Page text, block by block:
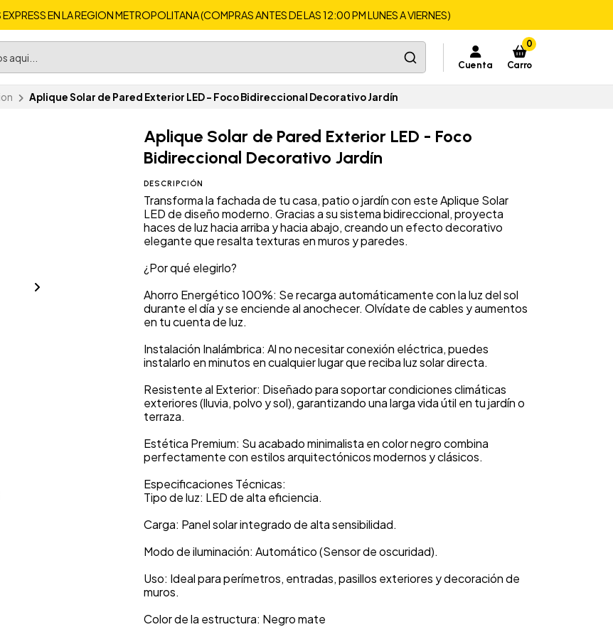
EN LA REGION METROPOLITANA (COMPRAS ANTES DE LAS 12:00 PM LUNES A VIERNES)
Cuenta
0
Carro
Aplique Solar de Pared Exterior LED - Foco Bidireccional Decorativo Jardín
Aplique Solar de Pared Exterior LED - Foco
Bidireccional Decorativo Jardín
DESCRIPCIÓN
Transforma la fachada de tu casa, patio o jardín con este Aplique Solar
LED de diseño moderno. Gracias a su sistema bidireccional, proyecta
haces de luz hacia arriba y hacia abajo, creando un efecto decorativo
elegante que resalta texturas en muros y paredes.
¿Por qué elegirlo?
Ahorro Energético 100%: Se recarga automáticamente con la luz del sol
durante el día y se enciende al anochecer. Olvídate de cables y aumentos
en tu cuenta de luz.
Instalación Inalámbrica: Al no necesitar conexión eléctrica, puedes
instalarlo en minutos en cualquier lugar que reciba luz solar directa.
Resistente al Exterior: Diseñado para soportar condiciones climáticas
exteriores (lluvia, polvo y sol), garantizando una larga vida útil en tu jardín o
terraza.
Estética Premium: Su acabado minimalista en color negro combina
perfectamente con estilos arquitectónicos modernos y clásicos.
Especificaciones Técnicas:
Tipo de luz: LED de alta eficiencia.
Carga: Panel solar integrado de alta sensibilidad.
Modo de iluminación: Automático (Sensor de oscuridad).
Uso: Ideal para perímetros, entradas, pasillos exteriores y decoración de
muros.
Color de la estructura: Negro mate